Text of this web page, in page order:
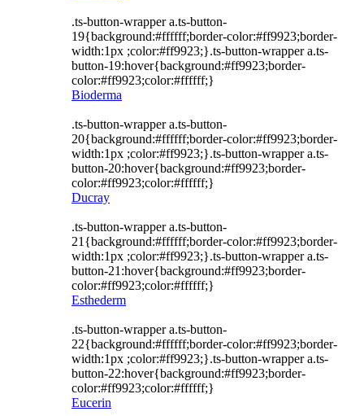
.ts-button-wrapper a.ts-button-
19{background:#ffffff;border-color:#ff9923;border-
width:1px ;color:#ff9923;}.ts-button-wrapper a.ts-
button-19:hover{background:#ff9923;border-
color:#ff9923;color:#ffffff;}
Bioderma
.ts-button-wrapper a.ts-button-
20{background:#ffffff;border-color:#ff9923;border-
width:1px ;color:#ff9923;}.ts-button-wrapper a.ts-
button-20:hover{background:#ff9923;border-
color:#ff9923;color:#ffffff;}
Ducray
.ts-button-wrapper a.ts-button-
21{background:#ffffff;border-color:#ff9923;border-
width:1px ;color:#ff9923;}.ts-button-wrapper a.ts-
button-21:hover{background:#ff9923;border-
color:#ff9923;color:#ffffff;}
Esthederm
.ts-button-wrapper a.ts-button-
22{background:#ffffff;border-color:#ff9923;border-
width:1px ;color:#ff9923;}.ts-button-wrapper a.ts-
button-22:hover{background:#ff9923;border-
color:#ff9923;color:#ffffff;}
Eucerin